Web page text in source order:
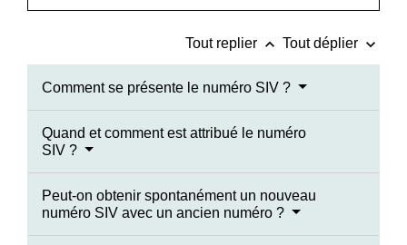
Tout replier keyboard_arrow_up Tout déplier keyboard_arrow_down
Comment se présente le numéro SIV ?
Quand et comment est attribué le numéro
SIV ?
Peut-on obtenir spontanément un nouveau
numéro SIV avec un ancien numéro ?